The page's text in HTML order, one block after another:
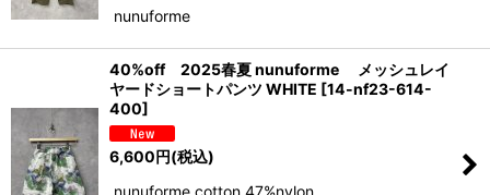
nunuforme
40%off 2025春夏 nunuforme メッシュレイ
ヤードショートパンツ WHITE [14-nf23-614-
400]
6,600円(税込)
nunuforme cotton 47%nylon